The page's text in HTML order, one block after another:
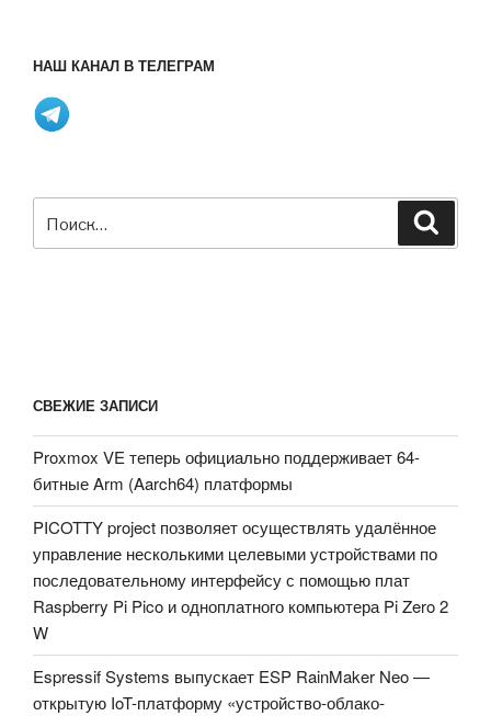
НАШ КАНАЛ В ТЕЛЕГРАМ
СВЕЖИЕ ЗАПИСИ
Proxmox VE теперь официально поддерживает 64-
битные Arm (Aarch64) платформы
PICOTTY project позволяет осуществлять удалённое
управление несколькими целевыми устройствами по
последовательному интерфейсу с помощью плат
Raspberry Pi Pico и одноплатного компьютера Pi Zero 2
W
Espressif Systems выпускает ESP RainMaker Neo —
открытую IoT-платформу «устройство-облако-